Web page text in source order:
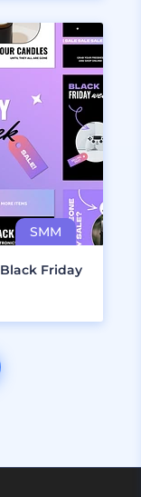
Friday